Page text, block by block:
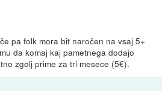
pa folk mora bit naročen na vsaj 5+
da komaj kaj pametnega dodajo
zgolj prime za tri mesece (5€).